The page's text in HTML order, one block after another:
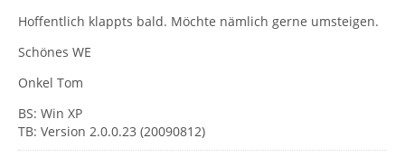
Hoffentlich klappts bald. Möchte nämlich gerne umsteigen.
Schönes WE
Onkel Tom
BS: Win XP
TB: Version 2.0.0.23 (20090812)